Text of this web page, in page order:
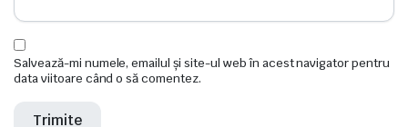
Salvează-mi numele, emailul și site-ul web în acest navigator pentru
data viitoare când o să comentez.